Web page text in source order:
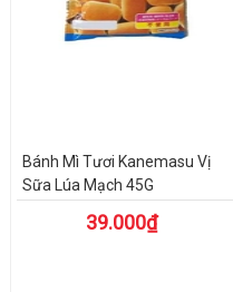
Bánh Mì Tươi Kanemasu Vị
Sữa Lúa Mạch 45G
39.000₫